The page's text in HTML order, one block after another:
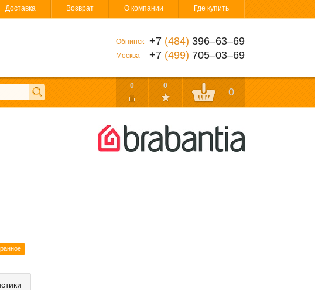
Доставка Возврат О компании Где купить
Обнинск +7 (484) 396‒63‒69
Москва +7 (499) 705‒03‒69
0 0
0